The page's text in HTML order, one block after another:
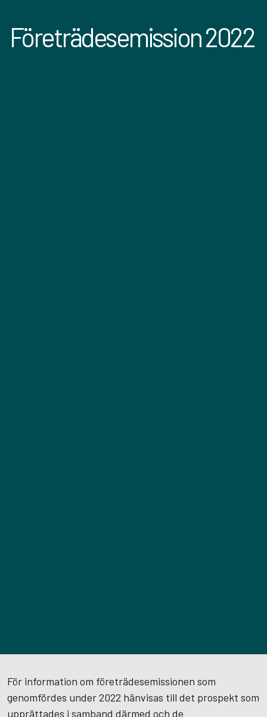
Företrädesemission 2022
För information om företrädesemissionen som
genomfördes under 2022 hänvisas till det prospekt som
upprättades i samband därmed och de